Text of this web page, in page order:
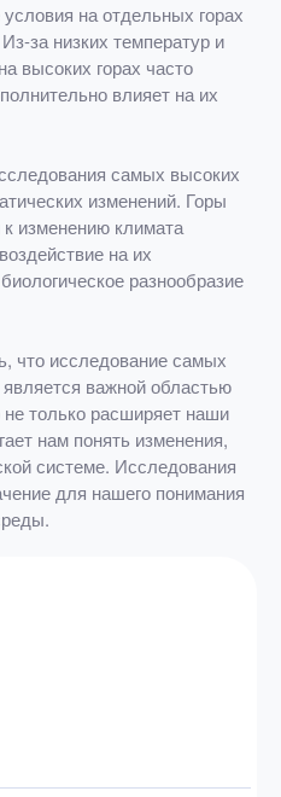
на отдельных горах
за низких температур и
высоких горах часто
влияет на их
самых высоких
изменений. Горы
изменению климата
на их
разнообразие
что исследование самых
важной областью
только расширяет наши
нам понять изменения,
системе. Исследования
для нашего понимания